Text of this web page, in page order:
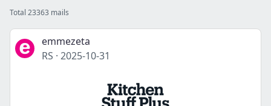
Total 23363 mails
emmezeta
RS · 2025-10-31